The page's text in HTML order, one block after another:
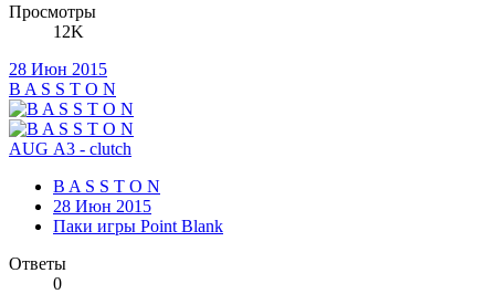
Просмотры
12K
28 Июн 2015
B A S S T O N
AUG А3 - clutch
B A S S T O N
28 Июн 2015
Паки игры Point Blank
Ответы
0